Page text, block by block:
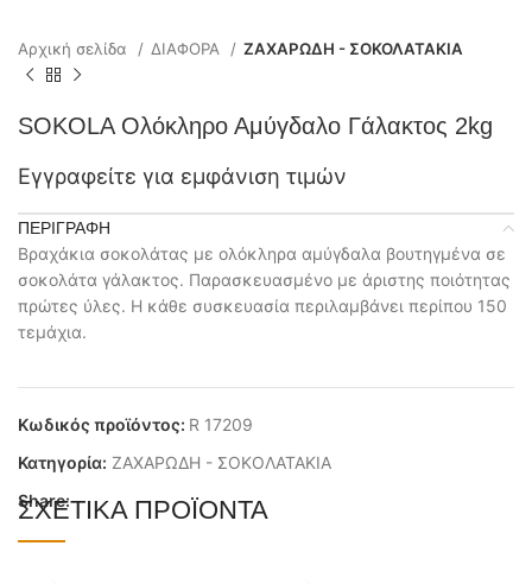
Αρχική σελίδα ΔΙΑΦΟΡΑ ΖΑΧΑΡΩΔΗ - ΣΟΚΟΛΑΤΑΚΙΑ
SOKOLA Oλόκληρο Αμύγδαλο Γάλακτος 2kg
Εγγραφείτε για εμφάνιση τιμών
ΠΕΡΙΓΡΑΦΉ
Βραχάκια σοκολάτας με ολόκληρα αμύγδαλα βουτηγμένα σε
σοκολάτα γάλακτος. Παρασκευασμένο με άριστης ποιότητας
πρώτες ύλες. Η κάθε συσκευασία περιλαμβάνει περίπου 150
τεμάχια.
Κωδικός προϊόντος: R 17209
Κατηγορία: ΖΑΧΑΡΩΔΗ - ΣΟΚΟΛΑΤΑΚΙΑ
Share:
ΣΧΕΤΙΚΆ ΠΡΟΪΌΝΤΑ